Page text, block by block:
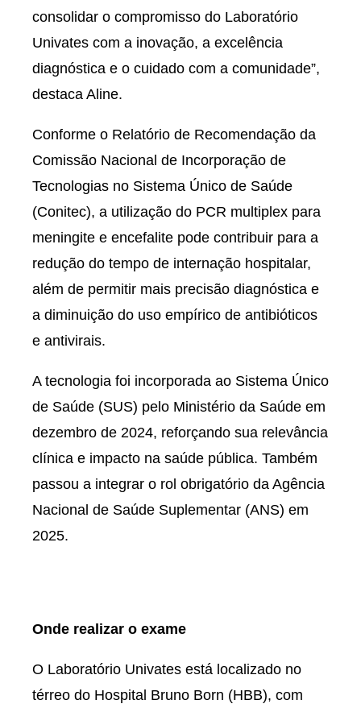
consolidar o compromisso do Laboratório
Univates com a inovação, a excelência
diagnóstica e o cuidado com a comunidade”,
destaca Aline.
Conforme o Relatório de Recomendação da
Comissão Nacional de Incorporação de
Tecnologias no Sistema Único de Saúde
(Conitec), a utilização do PCR multiplex para
meningite e encefalite pode contribuir para a
redução do tempo de internação hospitalar,
além de permitir mais precisão diagnóstica e
a diminuição do uso empírico de antibióticos
e antivirais.
A tecnologia foi incorporada ao Sistema Único
de Saúde (SUS) pelo Ministério da Saúde em
dezembro de 2024, reforçando sua relevância
clínica e impacto na saúde pública. Também
passou a integrar o rol obrigatório da Agência
Nacional de Saúde Suplementar (ANS) em
2025.
Onde realizar o exame
O Laboratório Univates está localizado no
térreo do Hospital Bruno Born (HBB), com